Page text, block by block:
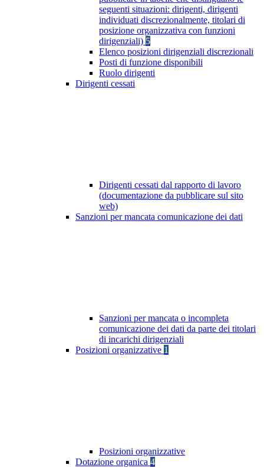
seguenti situazioni: dirigenti, dirigenti
individuati discrezionalmente, titolari di
posizione organizzativa con funzioni
dirigenziali) 5
Elenco posizioni dirigenziali discrezionali
Posti di funzione disponibili
Ruolo dirigenti
Dirigenti cessati
Dirigenti cessati dal rapporto di lavoro
(documentazione da pubblicare sul sito
web)
Sanzioni per mancata comunicazione dei dati
Sanzioni per mancata o incompleta
comunicazione dei dati da parte dei titolari
di incarichi dirigenziali
Posizioni organizzative 1
Posizioni organizzative
Dotazione organica 4